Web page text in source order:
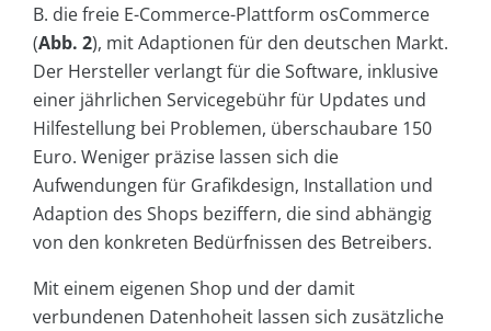
B. die freie E-Commerce-Plattform osCommerce
(Abb. 2), mit Adaptionen für den deutschen Markt.
Der Hersteller verlangt für die Software, inklusive
einer jährlichen Servicegebühr für Updates und
Hilfestellung bei Problemen, überschaubare 150
Euro. Weniger präzise lassen sich die
Aufwendungen für Grafikdesign, Installation und
Adaption des Shops beziffern, die sind abhängig
von den konkreten Bedürfnissen des Betreibers.
Mit einem eigenen Shop und der damit
verbundenen Datenhoheit lassen sich zusätzliche